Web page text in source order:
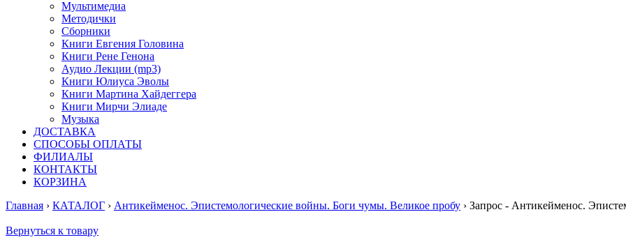
Мультимедиа
Методички
Сборники
Книги Евгения Головина
Книги Рене Генона
Аудио Лекции (mp3)
Книги Юлиуса Эволы
Книги Мартина Хайдеггера
Книги Мирчи Элиаде
Музыка
ДОСТАВКА
СПОСОБЫ ОПЛАТЫ
ФИЛИАЛЫ
КОНТАКТЫ
КОРЗИНА
Главная › КАТАЛОГ › Антикейменос. Эпистемологические войны. Боги чумы. Великое пробу › Запрос - Антикейменос.
Вернуться к товару